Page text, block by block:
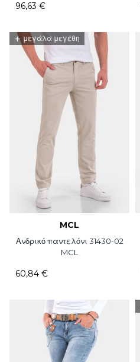
96,63 €
+ μεγάλα μεγέθη
MCL
Ανδρικό παντελόνι 31430-02
MCL
60,84 €